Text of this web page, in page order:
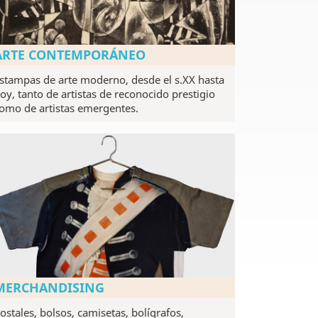
CONTEMPORÁNEO
de arte moderno, desde el s.XX hasta
tanto de artistas de reconocido prestigio
de artistas emergentes.
bolsos, camisetas, bolígrafos,